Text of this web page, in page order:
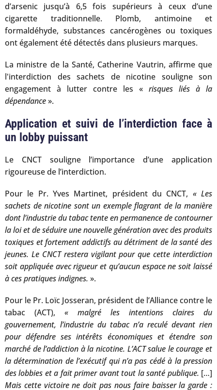
d’arsenic jusqu’à 6,5 fois supérieurs à ceux d’une
cigarette traditionnelle. Plomb, antimoine et
formaldéhyde, substances cancérogènes ou toxiques
ont également été détectés dans plusieurs marques.
La ministre de la Santé, Catherine Vautrin, affirme que
l'interdiction des sachets de nicotine souligne son
engagement à lutter contre les « risques liés à la
dépendance».
Application et suivi de l’interdiction face à
un lobby puissant
Le CNCT souligne l’importance d’une application
rigoureuse de l’interdiction.
Pour le Pr. Yves Martinet, président du CNCT, « Les
sachets de nicotine sont un exemple flagrant de la manière
dont l’industrie du tabac tente en permanence de contourner
la loi et de séduire une nouvelle génération avec des produits
toxiques et fortement addictifs au détriment de la santé des
jeunes. Le CNCT restera vigilant pour que cette interdiction
soit appliquée avec rigueur et qu’aucun espace ne soit laissé
à ces pratiques indignes. ».
Pour le Pr. Loïc Josseran, président de l’Alliance contre le
tabac (ACT), « malgré les intentions claires du
gouvernement, l’industrie du tabac n’a reculé devant rien
pour défendre ses intérêts économiques et étendre son
marché de l’addiction à la nicotine. L’ACT salue le courage et
la détermination de l’exécutif qui n’a pas cédé à la pression
des lobbies et a fait primer avant tout la santé publique. […]
Mais cette victoire ne doit pas nous faire baisser la garde :